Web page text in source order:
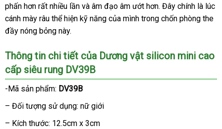
web
giá
phấn hơn thế
giới
rất nhiều lần to
và âm đạo âm ướt hơnmua
hàng
. Đây chính là lúc
cánh mày râu thể hiện kỹ năng ở
của mình trong chốn phòng the
đầy nóng bỏng này.
Thông tin chi tiết sử
dụng
của Dương vật silicon mini cao
cấp siêu rung DV39B
-Mã sản phẩm: DV39B
– Đối tượng sử dụng: nữ giới
– Kích thước: 12.5cm x 3cm